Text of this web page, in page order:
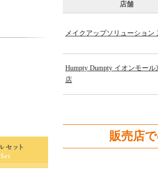
店舗
メイクアップソリューション
Humpty Dumpty イオンモール
店
販売店